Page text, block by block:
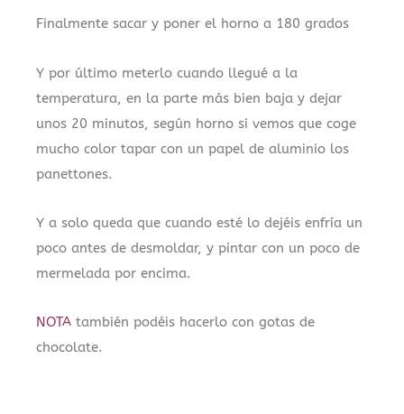
Finalmente sacar y poner el horno a 180 grados
Y por último meterlo cuando llegué a la
temperatura, en la parte más bien baja y dejar
unos 20 minutos, según horno si vemos que coge
mucho color tapar con un papel de aluminio los
panettones.
Y a solo queda que cuando esté lo dejéis enfría un
poco antes de desmoldar, y pintar con un poco de
mermelada por encima.
NOTA también podéis hacerlo con gotas de
chocolate.